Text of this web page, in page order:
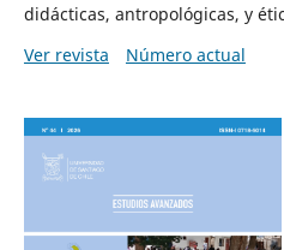
didácticas, antropológicas, y
Ver revista
Número actual